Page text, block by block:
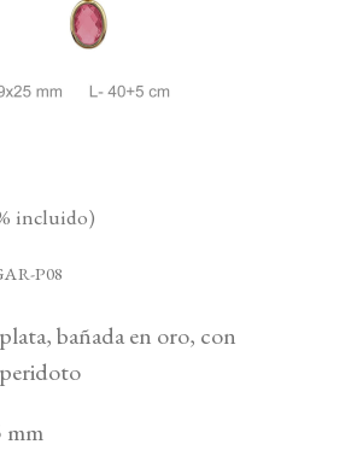
incluido)
P08
bañada en oro, con
mm